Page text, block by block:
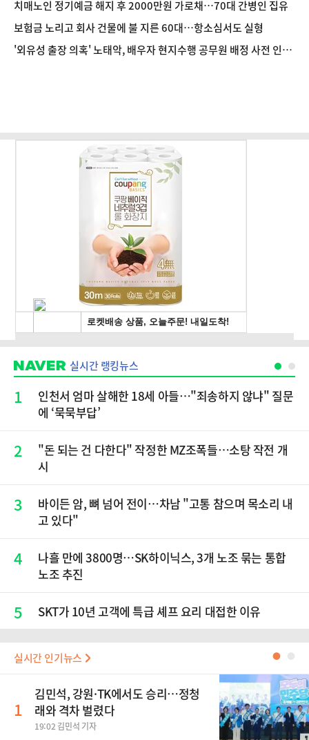
치매노인 정기예금 해지 후 2000만원 가로채…70대 간병인 집유
보험금 노리고 회사 건물에 불 지른 60대…항소심서도 실형
'외유성 출장 의혹' 노태악, 배우자 현지수행 공무원 배정 사전 인
실시간 랭킹뉴스
1
인천서 엄마 살해한 18세 아들…"죄송하지 않냐" 질문
에 ‘묵묵부답’
2
"돈 되는 건 다한다" 작정한 MZ조폭들…소탕 작전 개
시
3
바이든 암, 뼈 넘어 전이…차남 "고통 참으며 목소리 내
고 있다"
4
나흘 만에 3800명…SK하이닉스, 3개 노조 묶는 통합
노조 추진
5 SKT가 10년 고객에 특급 셰프 요리 대접한 이유
실시간 인기뉴스 ●
1
김민석, 강원·TK에서도 승리…정청
래와 격차 벌렸다
19:02 김민석 기자